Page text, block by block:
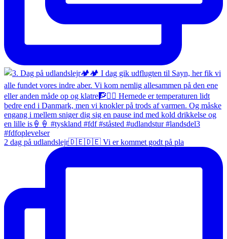
2 dag på udlandslejr🇩🇪🇩🇪 Vi er kommet godt på pla